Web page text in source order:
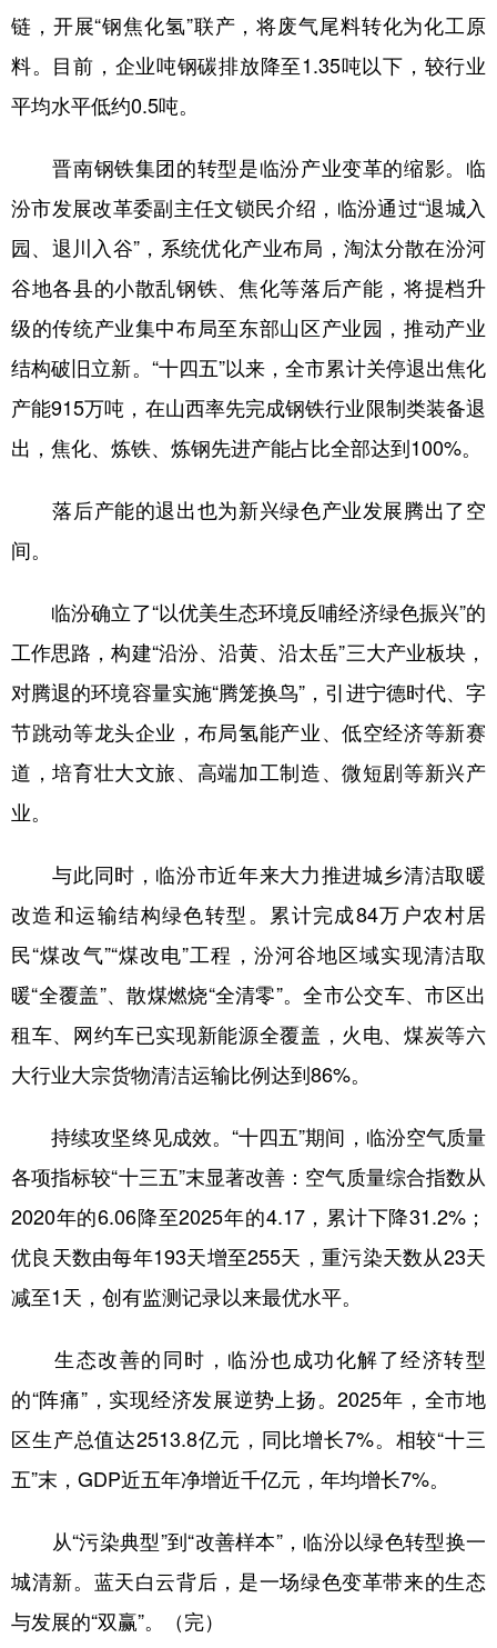
链，开展“钢焦化氢”联产，将废气尾料转化为化工原
料。目前，企业吨钢碳排放降至1.35吨以下，较行业
平均水平低约0.5吨。
晋南钢铁集团的转型是临汾产业变革的缩影。临
汾市发展改革委副主任文锁民介绍，临汾通过“退城入
园、退川入谷”，系统优化产业布局，淘汰分散在汾河
谷地各县的小散乱钢铁、焦化等落后产能，将提档升
级的传统产业集中布局至东部山区产业园，推动产业
结构破旧立新。“十四五”以来，全市累计关停退出焦化
产能915万吨，在山西率先完成钢铁行业限制类装备退
出，焦化、炼铁、炼钢先进产能占比全部达到100%。
落后产能的退出也为新兴绿色产业发展腾出了空
间。
临汾确立了“以优美生态环境反哺经济绿色振兴”的
工作思路，构建“沿汾、沿黄、沿太岳”三大产业板块，
对腾退的环境容量实施“腾笼换鸟”，引进宁德时代、字
节跳动等龙头企业，布局氢能产业、低空经济等新赛
道，培育壮大文旅、高端加工制造、微短剧等新兴产
业。
与此同时，临汾市近年来大力推进城乡清洁取暖
改造和运输结构绿色转型。累计完成84万户农村居
民“煤改气”“煤改电”工程，汾河谷地区域实现清洁取
暖“全覆盖”、散煤燃烧“全清零”。全市公交车、市区出
租车、网约车已实现新能源全覆盖，火电、煤炭等六
大行业大宗货物清洁运输比例达到86%。
持续攻坚终见成效。“十四五”期间，临汾空气质量
各项指标较“十三五”末显著改善：空气质量综合指数从
2020年的6.06降至2025年的4.17，累计下降31.2%；
优良天数由每年193天增至255天，重污染天数从23天
减至1天，创有监测记录以来最优水平。
生态改善的同时，临汾也成功化解了经济转型
的“阵痛”，实现经济发展逆势上扬。2025年，全市地
区生产总值达2513.8亿元，同比增长7%。相较“十三
五”末，GDP近五年净增近千亿元，年均增长7%。
从“污染典型”到“改善样本”，临汾以绿色转型换一
城清新。蓝天白云背后，是一场绿色变革带来的生态
与发展的“双赢”。（完）